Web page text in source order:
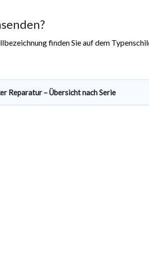
finden Sie auf dem
Reparatur – Übersicht nach Serie